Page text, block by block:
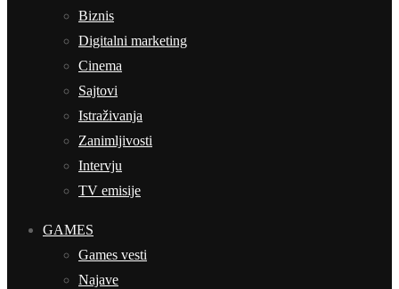
Biznis
Digitalni marketing
Cinema
Sajtovi
Istraživanja
Zanimljivosti
Intervju
TV emisije
GAMES
Games vesti
Najave